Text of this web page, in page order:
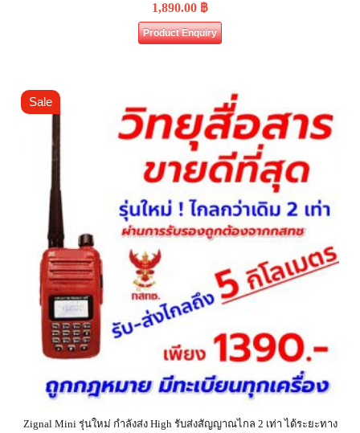
1,890.00 ฿
Product Enquiry
Sale
Zignal Mini รุ่นใหม่ กำลังส่ง High รับส่งสัญญาณไกล 2 เท่า ได้ระยะทาง